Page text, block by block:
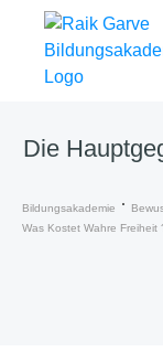
Die
Bildungsakademie
Was Kostet Wahre Freiheit